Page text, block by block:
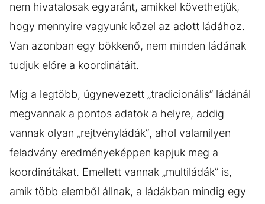
nem hivatalosak egyaránt, amikkel követhetjük,
hogy mennyire vagyunk közel az adott ládához.
Van azonban egy bökkenő, nem minden ládának
tudjuk előre a koordinátáit.
Míg a legtöbb, úgynevezett „tradicionális” ládánál
megvannak a pontos adatok a helyre, addig
vannak olyan „rejtvényládák”, ahol valamilyen
feladvány eredményeképpen kapjuk meg a
koordinátákat. Emellett vannak „multiládák” is,
amik több elemből állnak, a ládákban mindig egy